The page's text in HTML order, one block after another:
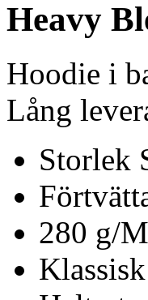
Heavy
Hoodie i
Lång
Storlek
280 g/